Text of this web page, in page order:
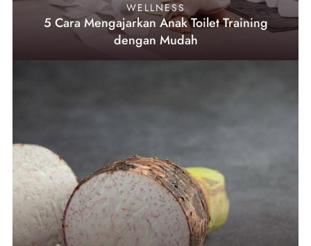
WELLNESS
5 Cara Mengajarkan Anak Toilet Training
dengan Mudah